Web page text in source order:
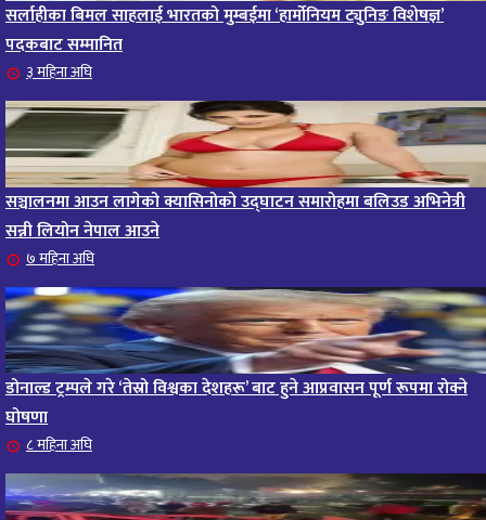
सर्लाहीका बिमल साहलाई भारतको मुम्बईमा ‘हार्मोनियम ट्युनिङ विशेषज्ञ’
पदकबाट सम्मानित
३ महिना अघि
सञ्चालनमा आउन लागेको क्यासिनोको उद्घाटन समारोहमा बलिउड अभिनेत्री
सन्नी लियोन नेपाल आउने
७ महिना अघि
डोनाल्ड ट्रम्पले गरे ‘तेस्रो विश्वका देशहरू’ बाट हुने आप्रवासन पूर्ण रूपमा रोक्ने
घोषणा
८ महिना अघि